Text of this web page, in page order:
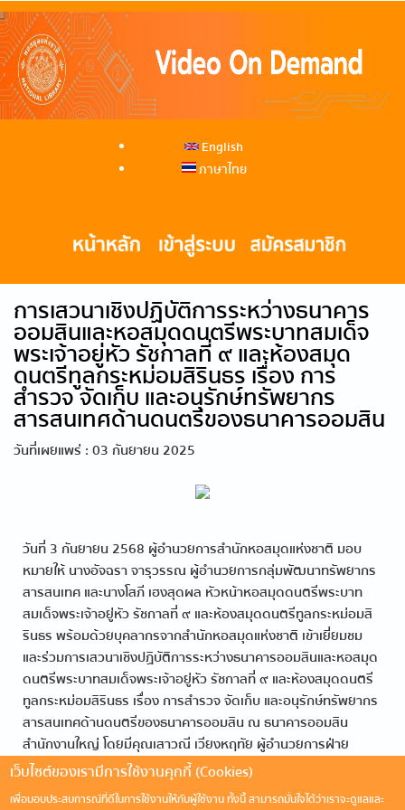
English
ภาษาไทย
การเสวนาเชิงปฏิบัติการระหว่างธนาคาร
ออมสินและหอสมุดดนตรีพระบาทสมเด็จ
พระเจ้าอยู่หัว รัชกาลที่ ๙ และห้องสมุด
ดนตรีทูลกระหม่อมสิรินธร เรื่อง การ
สำรวจ จัดเก็บ และอนุรักษ์ทรัพยากร
สารสนเทศด้านดนตรีของธนาคารออมสิน
วันที่เผยแพร่ : 03 กันยายน 2025
วันที่ 3 กันยายน 2568 ผู้อำนวยการสำนักหอสมุดแห่งชาติ มอบ
หมายให้ นางอัจฉรา จารุวรรณ ผู้อำนวยการกลุ่มพัฒนาทรัพยากร
สารสนเทศ และนางโสภี เฮงสุดผล หัวหน้าหอสมุดดนตรีพระบาท
สมเด็จพระเจ้าอยู่หัว รัชกาลที่ ๙ และห้องสมุดดนตรีทูลกระหม่อมสิ
รินธร พร้อมด้วยบุคลากรจากสำนักหอสมุดแห่งชาติ เข้าเยี่ยมชม
และร่วมการเสวนาเชิงปฏิบัติการระหว่างธนาคารออมสินและหอสมุด
ดนตรีพระบาทสมเด็จพระเจ้าอยู่หัว รัชกาลที่ ๙ และห้องสมุดดนตรี
ทูลกระหม่อมสิรินธร เรื่อง การสำรวจ จัดเก็บ และอนุรักษ์ทรัพยากร
สารสนเทศด้านดนตรีของธนาคารออมสิน ณ ธนาคารออมสิน
สำนักงานใหญ่ โดยมีคุณเสาวณี เวียงหฤทัย ผู้อำนวยการฝ่าย
สื่อสารองค์กร และบุคลากรของธนาคารออมสิน ให้การต้อนรับและ
ร่วมการเสวนาเชิงปฏิบัติการ
เว็บไซต์ของเรามีการใช้งานคุกกี้ (Cookies)
เพื่อมอบประสบการณ์ที่ดีในการใช้งานให้กับผู้ใช้งาน ทั้งนี้ สามารถมั่นใจได้ว่าเราจะดูแลและ